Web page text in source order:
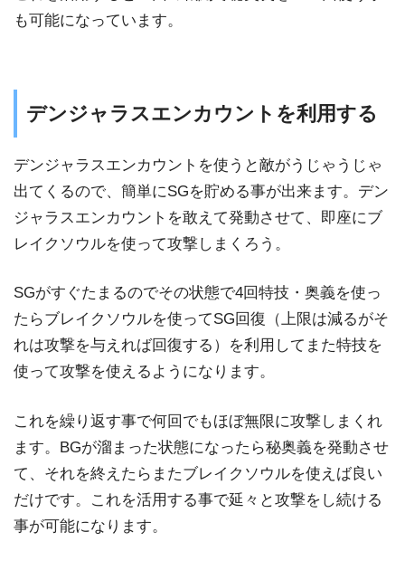
も可能になっています。
デンジャラスエンカウントを利用する
デンジャラスエンカウントを使うと敵がうじゃうじゃ
出てくるので、簡単にSGを貯める事が出来ます。デン
ジャラスエンカウントを敢えて発動させて、即座にブ
レイクソウルを使って攻撃しまくろう。
SGがすぐたまるのでその状態で4回特技・奥義を使っ
たらブレイクソウルを使ってSG回復（上限は減るがそ
れは攻撃を与えれば回復する）を利用してまた特技を
使って攻撃を使えるようになります。
これを繰り返す事で何回でもほぼ無限に攻撃しまくれ
ます。BGが溜まった状態になったら秘奥義を発動させ
て、それを終えたらまたブレイクソウルを使えば良い
だけです。これを活用する事で延々と攻撃をし続ける
事が可能になります。